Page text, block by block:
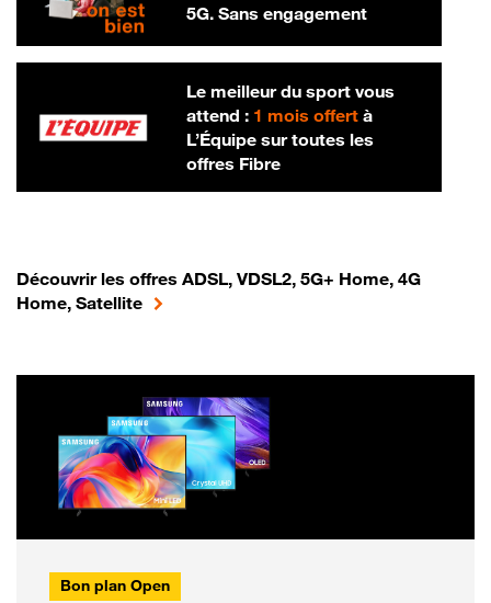
5G. Sans engagement
Le meilleur du sport vous
attend : 1 mois offertà
L’Équipe sur toutes les
offres Fibre
Découvrir les offres ADSL, VDSL2, 5G+ Home, 4G
Home, Satellite
Bon plan Open